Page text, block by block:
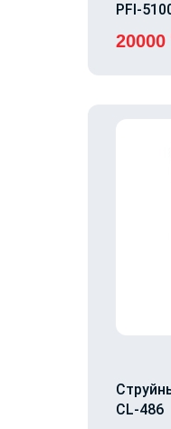
PFI-
20000
CL-486